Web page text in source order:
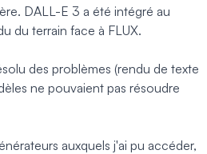
DALL-E 3 a été intégré au
du terrain face à FLUX.
des problèmes (rendu de texte
ne pouvaient pas résoudre
auxquels j'ai pu accéder,